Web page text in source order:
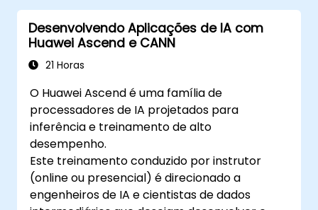
Desenvolvendo Aplicações de IA com
Huawei Ascend e CANN
21 Horas
O Huawei Ascend é uma família de
processadores de IA projetados para
inferência e treinamento de alto
desempenho.
Este treinamento conduzido por instrutor
(online ou presencial) é direcionado a
engenheiros de IA e cientistas de dados